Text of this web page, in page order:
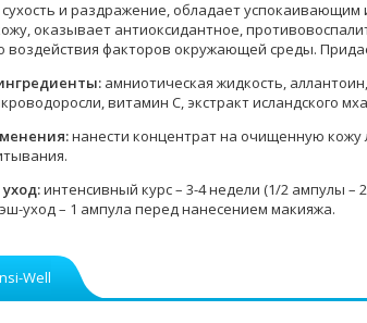
и раздражение, обладает
оказывает антиоксидантное,
воздействия факторов окружающей среды.
амниотическая жидкость,
витамин С, экстракт исландского
нанести концентрат на очищенную
интенсивный курс – 3-4 недели (1/2 ампулы
уход – 1 ампула перед нанесением макияжа.
Well